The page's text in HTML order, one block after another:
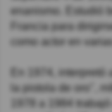
enanismo. Estudió
Francia para
como actor en
En 1974,
la pistola de oro",
1978 a 1984